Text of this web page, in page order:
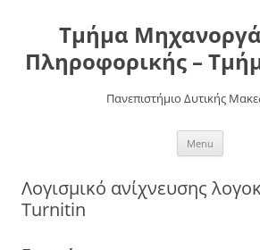
Τμήμα
Πληροφορικής –
Πανεπιστήμιο Δυτικής
Menu
Λογισμικό ανίχνευσης
Turnitin